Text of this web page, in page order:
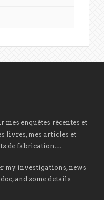
mes enquêtes récentes et
livres, mes articles et
de fabrication…
my investigations, news
and some details